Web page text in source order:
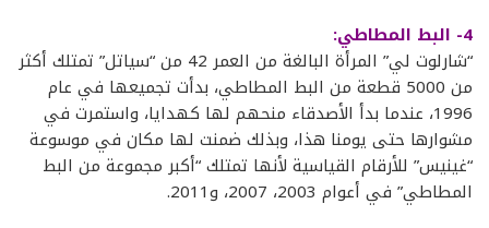
4- البط المطاطي:
“شارلوت لي” المرأة البالغة من العمر 42 من “سياتل” تمتلك أكثر
من 5000 قطعة من البط المطاطي، بدأت تجميعها في عام
1996، عندما بدأ الأصدقاء منحهم لها كهدايا، واستمرت في
مشوارها حتى يومنا هذا، وبذلك ضمنت لها مكان في موسوعة
“غينيس” للأرقام القياسية لأنها تمتلك “أكبر مجموعة من البط
المطاطي” في أعوام 2003، 2007، و2011.